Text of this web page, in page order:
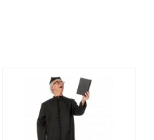
tuotteella